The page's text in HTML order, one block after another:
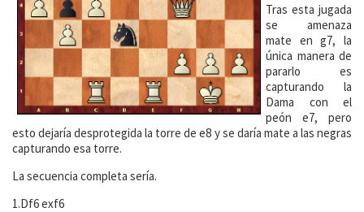
Tras esta jugada
se amenaza
mate en g7, la
única manera de
pararlo es
capturando la
Dama con el
peón e7, pero
esto dejaría desprotegida la torre de e8 y se daría mate a las negras
capturando esa torre.
La secuencia completa sería.
1.Df6 exf6